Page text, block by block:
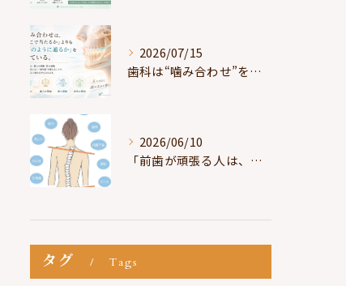
2026/07/15
歯科は“噛み合わせ”を見ているが、身体は“通り道”を見ている
2026/06/10
「前歯が頑張る人は、だいたい疲れている」
タグ Tags